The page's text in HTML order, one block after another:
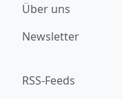
Über uns
Newsletter
RSS-Feeds